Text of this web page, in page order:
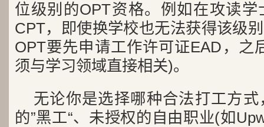
位级别的OPT资格。例如在攻读
CPT，即使换学校也无法获得该级
OPT要先申请工作许可证EAD，之
须与学习领域直接相关)。
无论你是选择哪种合法打工方
的”黑工“、未授权的自由职业(如